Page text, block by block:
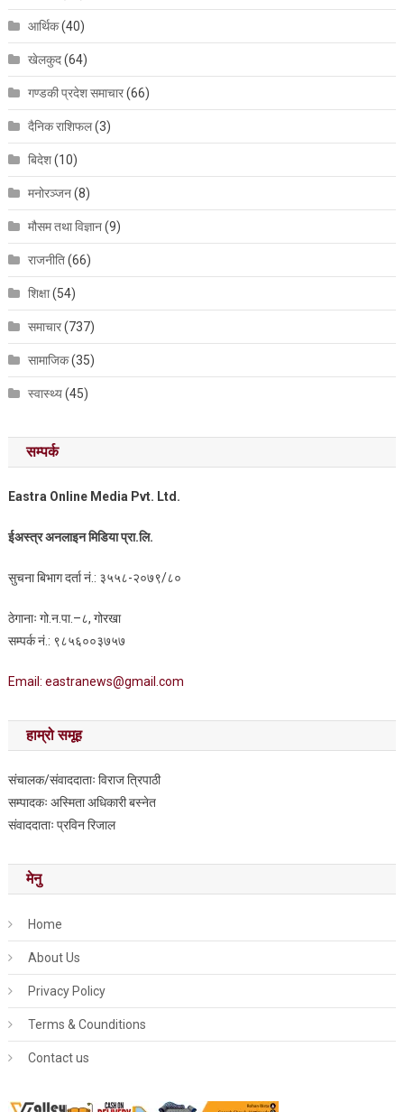
आर्थिक(40)
खेलकुद(64)
गण्डकी प्रदेश समाचार(66)
दैनिक राशिफल(3)
बिदेश(10)
मनोरञ्जन(8)
मौसम तथा विज्ञान(9)
राजनीति(66)
शिक्षा(54)
समाचार(737)
सामाजिक(35)
स्वास्थ्य(45)
सम्पर्क
Eastra Online Media Pvt. Ltd.
ईअस्त्र अनलाइन मिडिया प्रा.लि.
सुचना बिभाग दर्ता नं.: ३५५८-२०७९/८०
ठेगानाः गो.न.पा.–८, गोरखा
सम्पर्क नं.: ९८५६००३७५७
Email: eastranews@gmail.com
हाम्रो समूह
संचालक/संवाददाताः विराज त्रिपाठी
सम्पादकः अस्मिता अधिकारी बस्नेत
संवाददाताः प्रविन रिजाल
मेनु
Home
About Us
Privacy Policy
Terms & Counditions
Contact us